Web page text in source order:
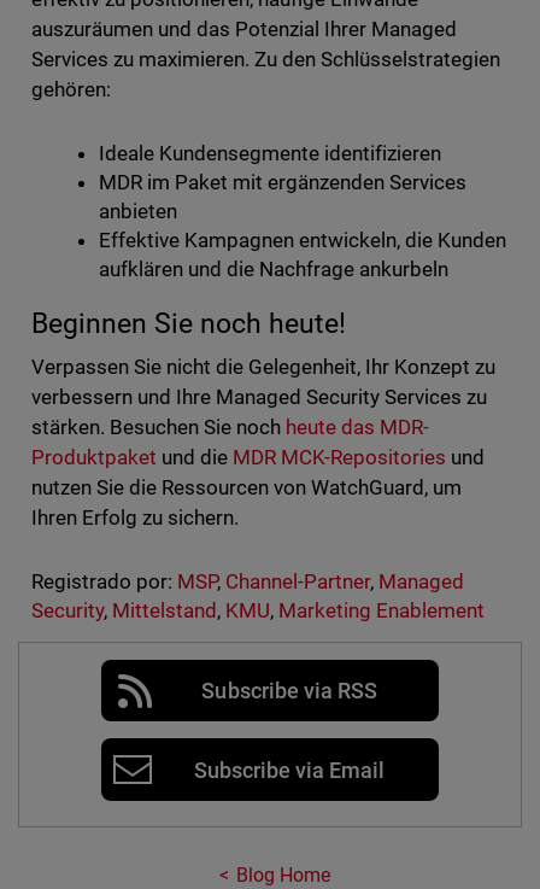
auszuräumen und das Potenzial Ihrer Managed
Services zu maximieren. Zu den Schlüsselstrategien
gehören:
Ideale Kundensegmente identifizieren
MDR im Paket mit ergänzenden Services
anbieten
Effektive Kampagnen entwickeln, die Kunden
aufklären und die Nachfrage ankurbeln
Beginnen Sie noch heute!
Verpassen Sie nicht die Gelegenheit, Ihr Konzept zu
verbessern und Ihre Managed Security Services zu
stärken. Besuchen Sie nochheute das MDR-
Produktpaket und die MDR MCK-Repositories und
nutzen Sie die Ressourcen von WatchGuard, um
Ihren Erfolg zu sichern.
Registrado por: MSP, Channel-Partner, Managed
Security, Mittelstand, KMU, Marketing Enablement
Subscribe via RSS
Subscribe via Email
Blog Home